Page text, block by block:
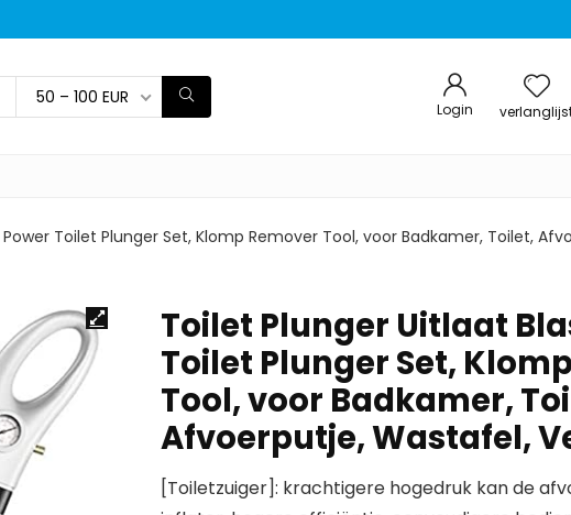
50 – 100 EUR
Login
Toilet Plunger Set, Klomp Remover Tool, voor Badkamer, Toilet,
Toilet Plunger Uitlaat
Toilet Plunger Set,
Tool, voor Badkamer,
Afvoerputje, Wastafel,
[Toiletzuiger]: krachtigere hogedruk kan de